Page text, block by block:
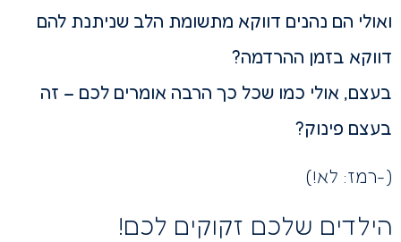
ואולי הם נהנים דווקא מתשומת הלב שניתנת להם
דווקא בזמן ההרדמה?
בעצם, אולי כמו שכל כך הרבה אומרים לכם – זה
בעצם פינוק?
(-רמז: לא!)
הילדים שלכם זקוקים לכם!